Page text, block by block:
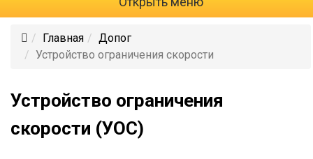
Главная
Допог
Устройство ограничения скорости
Устройство ограничения
скорости (УОС)